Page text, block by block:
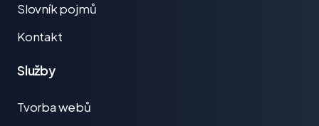
Slovník pojmů
Kontakt
Služby
Tvorba webů